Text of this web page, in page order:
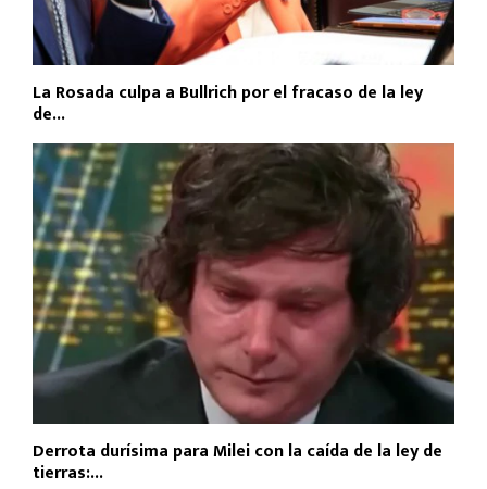
La Rosada culpa a Bullrich por el fracaso de la ley
de...
Derrota durísima para Milei con la caída de la ley de
tierras:...